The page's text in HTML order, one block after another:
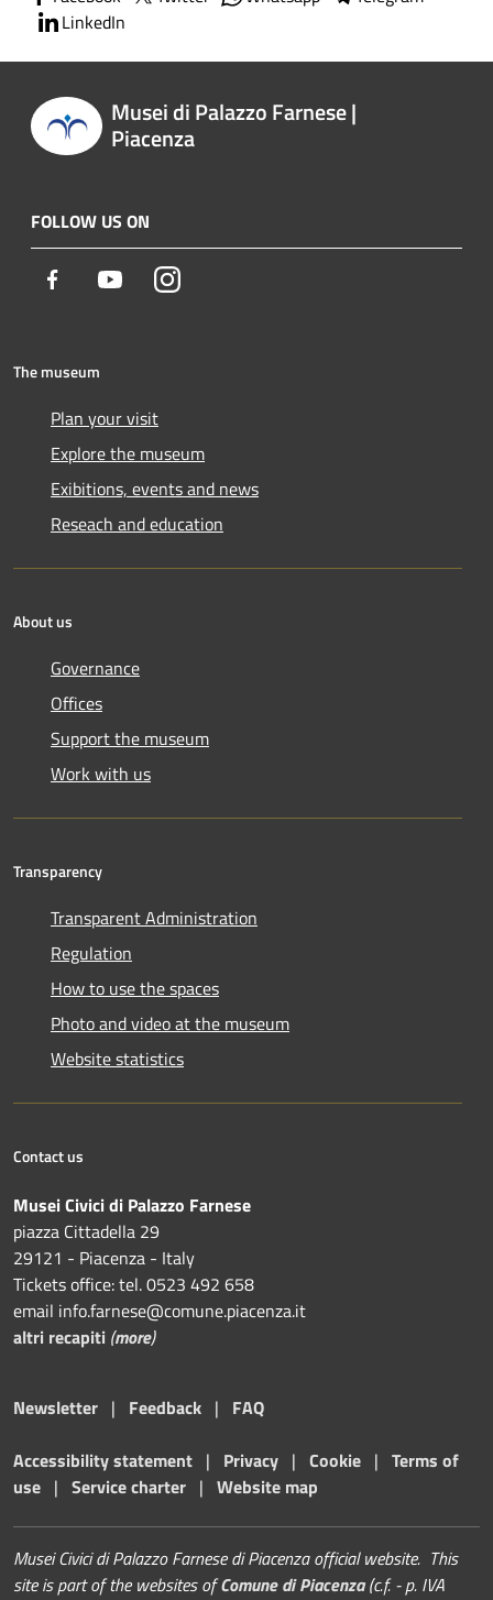
LinkedIn
Musei di Palazzo Farnese |
Piacenza
FOLLOW US ON
Facebook YoutubeInstagram
The museum
Plan your visit
Explore the museum
Exibitions, events and news
Reseach and education
About us
Governance
Offices
Support the museum
Work with us
Transparency
Transparent Administration
Regulation
How to use the spaces
Photo and video at the museum
Website statistics
Contact us
Musei Civici di Palazzo Farnese
piazza Cittadella 29
29121 - Piacenza - Italy
Tickets office: tel. 0523 492 658
email info.farnese@comune.piacenza.it
altri recapiti (more)
Newsletter | Feedback | FAQ
Accessibility statement | Privacy | Cookie | Terms of
use | Service charter | Website map
Musei Civici di Palazzo Farnese di Piacenza official website. This
site is part of the websites ofComune di Piacenza(c.f. - p. IVA